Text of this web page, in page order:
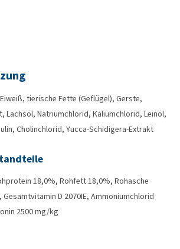
tierische Fette (Geflügel), Gerste,
Lachsöl, Natriumchlorid, Kaliumchlorid, Leinöl,
Cholinchlorid, Yucca-Schidigera-Extrakt
18,0%, Rohfett 18,0%, Rohasche
D 2070IE, Ammoniumchlorid
2500 mg/kg